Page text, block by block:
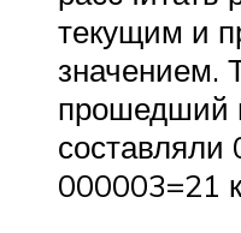
текущим и
значением.
прошедший
составляли
000003=21